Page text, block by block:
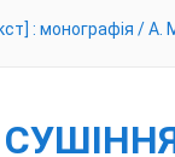
: монографія /